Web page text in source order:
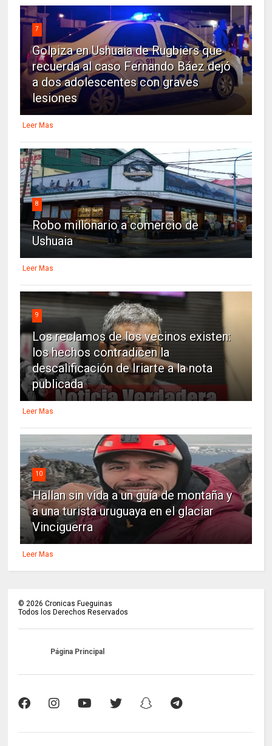
7
Golpiza en Ushuaia de Rugbiers que
recuerda al caso Fernando Báez dejó
a dos adolescentes con graves
lesiones
Leer Mas
8
Robo millonario a comercio de
Ushuaia
Leer Mas
9
Los reclamos de los vecinos existen:
los hechos contradicen la
descalificación de Iriarte a la nota
publicada
Leer Mas
10
Hallan sin vida a un guía de montaña y
a una turista uruguaya en el glaciar
Vinciguerra
Leer Mas
© 2026 Cronicas Fueguinas
Todos los Derechos Reservados
Página Principal